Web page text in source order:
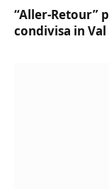
“Aller-Retour”
condivisa in Val